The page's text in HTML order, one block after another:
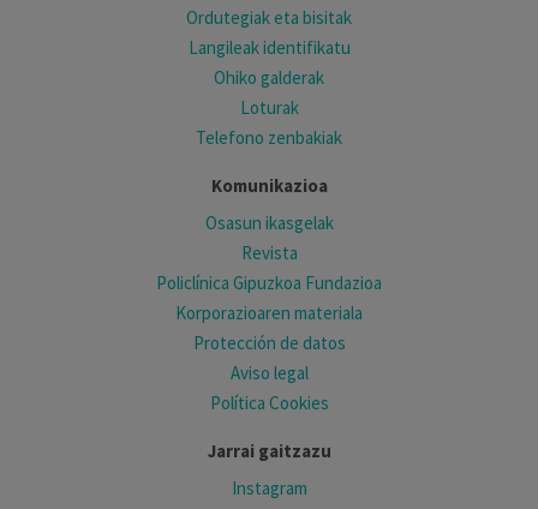
Ordutegiak eta bisitak
Langileak identifikatu
Ohiko galderak
Loturak
Telefono zenbakiak
Komunikazioa
Osasun ikasgelak
Revista
Policlínica Gipuzkoa Fundazioa
Korporazioaren materiala
Protección de datos
Aviso legal
Política Cookies
Jarrai gaitzazu
Instagram